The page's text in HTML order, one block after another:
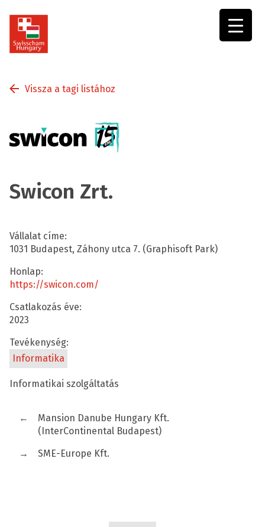
Vissza a tagi listához
Swicon Zrt.
Vállalat címe:
1031 Budapest, Záhony utca 7. (Graphisoft Park)
Honlap:
https://swicon.com/
Csatlakozás éve:
2023
Tevékenység:
Informatika
Informatikai szolgáltatás
←
Mansion Danube Hungary Kft.
(InterContinental Budapest)
→
SME-Europe Kft.